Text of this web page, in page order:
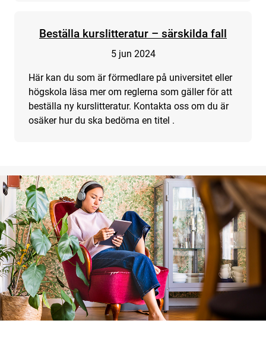
Beställa kurslitteratur – särskilda fall
5 jun 2024
Här kan du som är förmedlare på universitet eller
högskola läsa mer om reglerna som gäller för att
beställa ny kurslitteratur. Kontakta oss om du är
osäker hur du ska bedöma en titel .